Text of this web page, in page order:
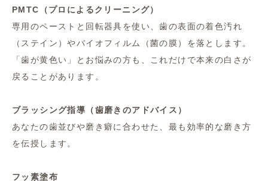
PMTC（プロによるクリーニング）
専用のペーストと回転器具を使い、歯の表面の着色汚れ
（ステイン）やバイオフィルム（菌の膜）を落とします。
「歯が黄色い」とお悩みの方も、これだけで本来の白さが
戻ることがあります。
ブラッシング指導（歯磨きのアドバイス）
あなたの歯並びや磨き癖に合わせた、最も効率的な磨き方
を伝授します。
フッ素塗布